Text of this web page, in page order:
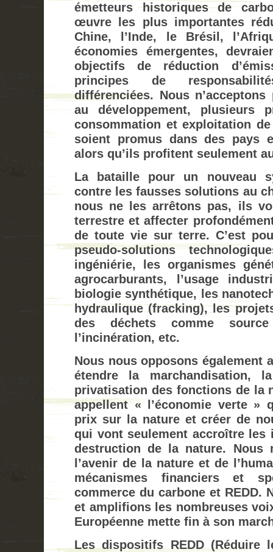
émetteurs historiques de
œuvre les plus importantes
Chine, l’Inde, le Brésil,
économies émergentes,
objectifs de réduction
principes de
différenciées. Nous
au développement, plusieurs
consommation et exploitation
soient promus dans des pays
alors qu’ils profitent seulement
La bataille pour un nouveau
contre les fausses solutions au
nous ne les arrêtons pas, ils
terrestre et affecter
de toute vie sur terre. C’est
pseudo-solutions
ingéniérie, les organismes
agrocarburants, l’usage
biologie synthétique, les
hydraulique (fracking), les
des déchets comme
l’incinération, etc.
Nous nous opposons également
étendre la marchandisation,
privatisation des fonctions de la
appellent « l’économie verte »
prix sur la nature et créer de
qui vont seulement accroître les
destruction de la nature. Nous
l’avenir de la nature et de
mécanismes financiers et
commerce du carbone et REDD.
et amplifions les nombreuses
Européenne mette fin à son
Les dispositifs REDD (Réduire